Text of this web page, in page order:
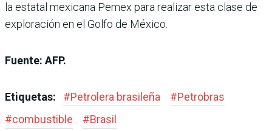
la estatal mexicana Pemex para realizar esta clase de
exploración en el Golfo de México.
Fuente: AFP.
Etiquetas: #Petrolera brasileña #Petrobras
#combustible #Brasil